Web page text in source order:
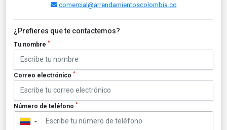
comercial@arrendamientoscolombia.co
¿Prefieres que te contactemos?
Tu nombre *
Correo electrónico *
Número de teléfono *
▼